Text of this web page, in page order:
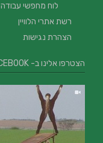
לוח מחפשי עבודה
רשת אתרי הלוויין
הצהרת נגישות
הצטרפו אלינו ב- FACEBOOK